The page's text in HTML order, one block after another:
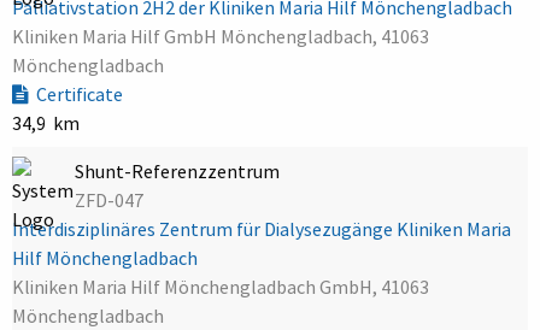
Palliativstation 2H2 der Kliniken Maria Hilf Mönchengladbach
Kliniken Maria Hilf GmbH Mönchengladbach, 41063
Mönchengladbach
Certificate
34,9 km
Shunt-Referenzzentrum
ZFD-047
Interdisziplinäres Zentrum für Dialysezugänge Kliniken Maria
Hilf Mönchengladbach
Kliniken Maria Hilf Mönchengladbach GmbH, 41063
Mönchengladbach